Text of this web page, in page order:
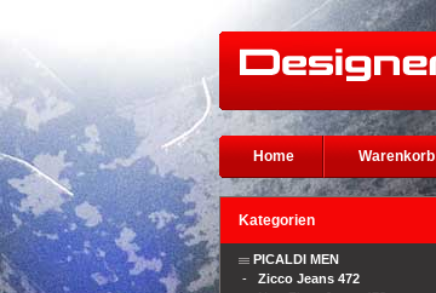
Home Warenkorb
Kategorien
PICALDI MEN
- Zicco Jeans 472